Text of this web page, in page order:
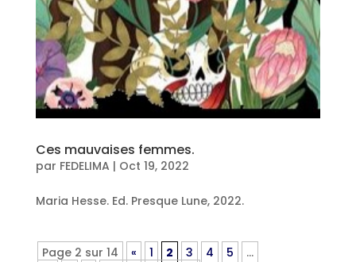
Ces mauvaises femmes.
par FEDELIMA | Oct 19, 2022
Maria Hesse. Ed. Presque Lune, 2022.
Page 2 sur 14 « 1 2 3 4 5
…